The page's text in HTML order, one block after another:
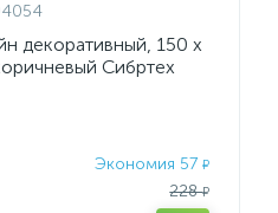
декоративный, 150 х
Сибртех
Экономия 57₽
228₽